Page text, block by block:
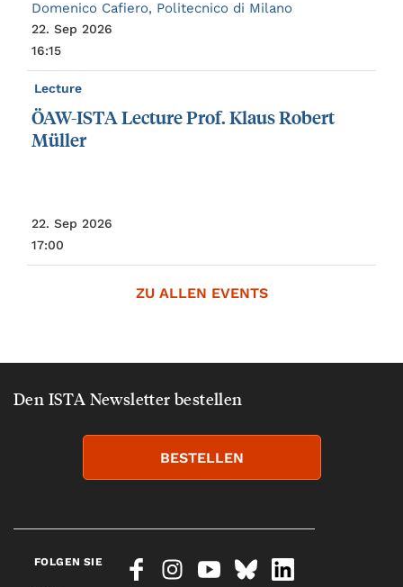
Domenico Cafiero, Politecnico di Milano
22. Sep 2026
16:15
Lecture
ÖAW-ISTALectureProf.KlausRobert
Müller
22. Sep 2026
17:00
ZU ALLEN EVENTS
Den ISTA Newsletter bestellen
BESTELLEN
FOLGEN SIE